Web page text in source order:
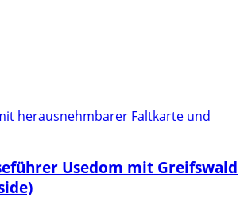
herausnehmbarer Faltkarte und
Usedom mit Greifswald